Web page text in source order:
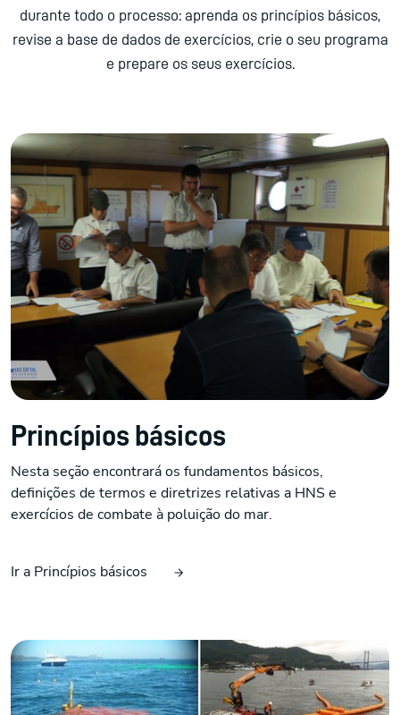
durante todo o processo: aprenda os princípios básicos,
revise a base de dados de exercícios, crie o seu programa
e prepare os seus exercícios.
Princípios básicos
Nesta seção encontrará os fundamentos básicos,
definições de termos e diretrizes relativas a HNS e
exercícios de combate à poluição do mar.
Ir a Princípios básicos